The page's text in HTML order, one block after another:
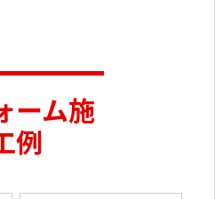
ーム施
例